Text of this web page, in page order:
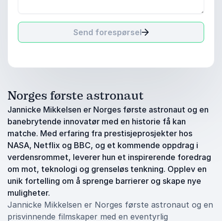
Send forespørsel
Norges første astronaut
Jannicke Mikkelsen er Norges første astronaut og en
banebrytende innovatør med en historie få kan
matche. Med erfaring fra prestisjeprosjekter hos
NASA, Netflix og BBC, og et kommende oppdrag i
verdensrommet, leverer hun et inspirerende foredrag
om mot, teknologi og grenseløs tenkning. Opplev en
unik fortelling om å sprenge barrierer og skape nye
muligheter.
Jannicke Mikkelsen er Norges første astronaut og en
prisvinnende filmskaper med en eventyrlig